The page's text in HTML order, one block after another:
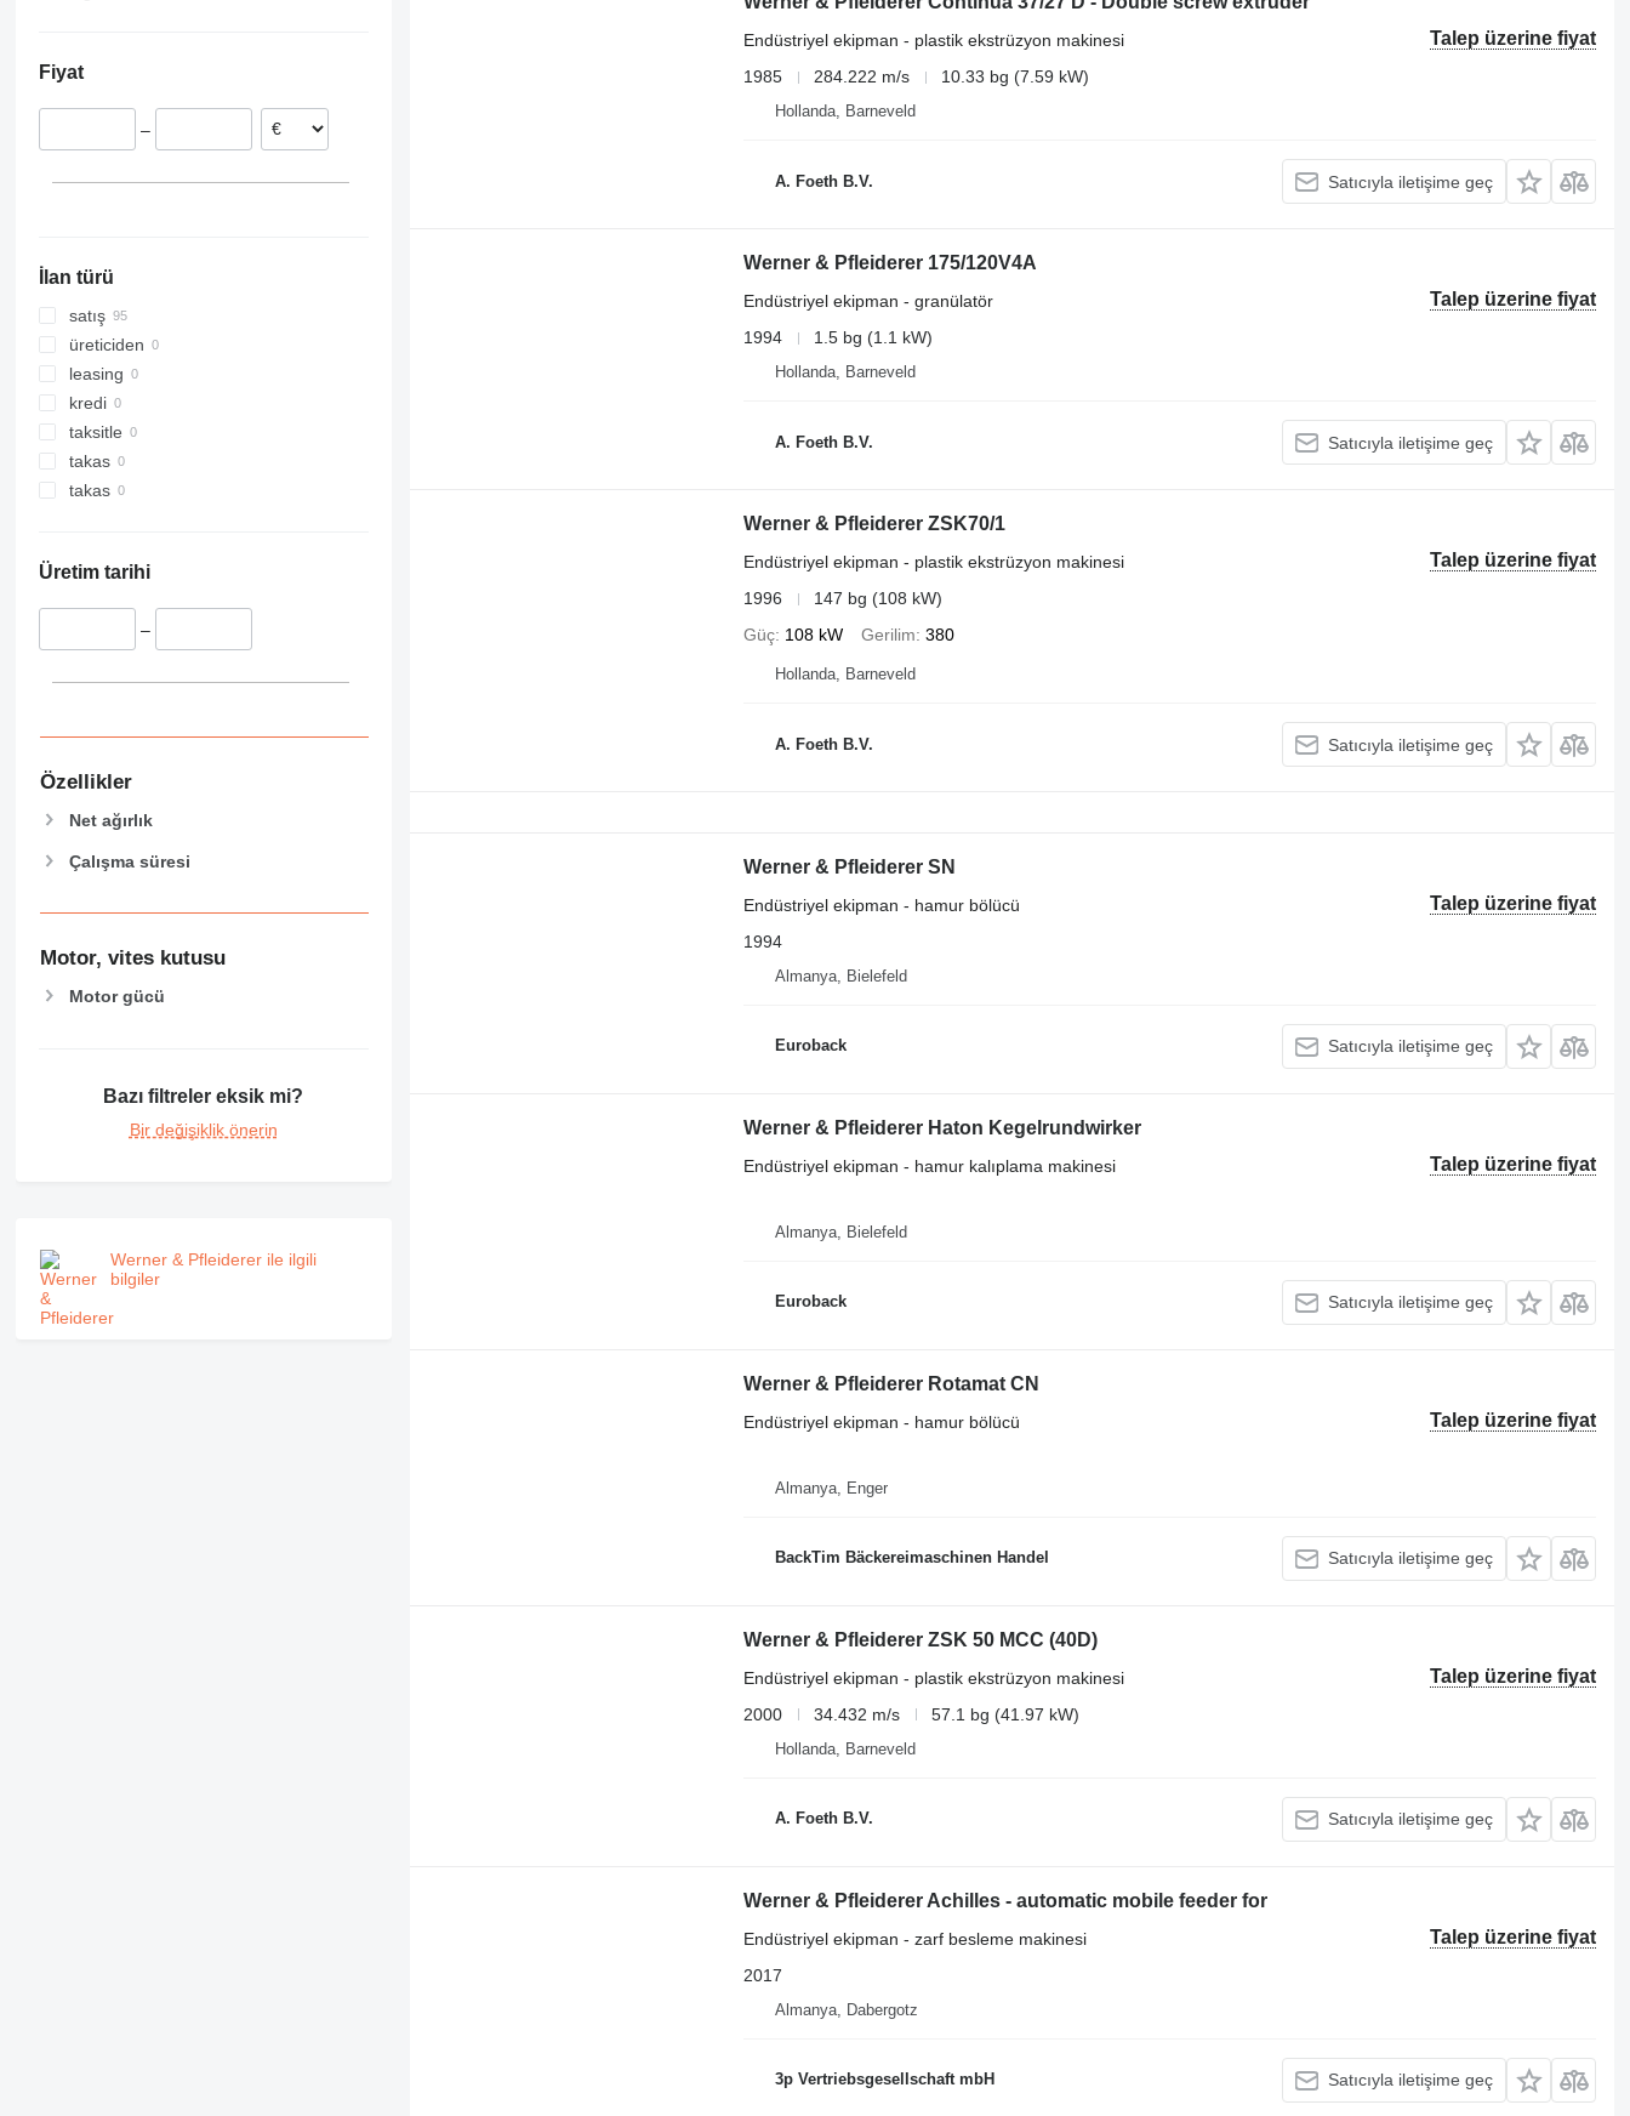
Fiyat
–
İlan türü
satış
üreticiden
leasing
kredi
taksitle
takas
takas
Üretim tarihi
–
Özellikler
Net ağırlık
Çalışma süresi
Motor, vites kutusu
Motor gücü
Bazı filtreler eksik mi?
Bir değişiklik önerin
Werner & Pfleiderer ile ilgili
bilgiler
Talep üzerine fiyat
Endüstriyel ekipman - plastik ekstrüzyon makinesi
1985
284.222 m/s 10.33 bg (7.59 kW)
Hollanda, Barneveld
A. Foeth B.V. Satıcıyla iletişime geç
Werner & Pfleiderer 175/120V4A
Talep üzerine fiyat
Endüstriyel ekipman - granülatör
1994
1.5 bg (1.1 kW)
Hollanda, Barneveld
A. Foeth B.V. Satıcıyla iletişime geç
Werner & Pfleiderer ZSK70/1
Talep üzerine fiyat
Endüstriyel ekipman - plastik ekstrüzyon makinesi
1996
147 bg (108 kW)
Güç 108 kW Gerilim 380
Hollanda, Barneveld
A. Foeth B.V. Satıcıyla iletişime geç
Werner & Pfleiderer SN
Talep üzerine fiyat
Endüstriyel ekipman - hamur bölücü
1994
Almanya, Bielefeld
Euroback Satıcıyla iletişime geç
Werner & Pfleiderer Haton Kegelrundwirker
Talep üzerine fiyat
Endüstriyel ekipman - hamur kalıplama makinesi
Almanya, Bielefeld
Euroback Satıcıyla iletişime geç
Werner & Pfleiderer Rotamat CN
Talep üzerine fiyat
Endüstriyel ekipman - hamur bölücü
Almanya, Enger
BackTim Bäckereimaschinen Handel Satıcıyla iletişime geç
Werner & Pfleiderer ZSK 50 MCC (40D)
Talep üzerine fiyat
Endüstriyel ekipman - plastik ekstrüzyon makinesi
2000
34.432 m/s 57.1 bg (41.97 kW)
Hollanda, Barneveld
A. Foeth B.V. Satıcıyla iletişime geç
Werner & Pfleiderer Achilles - automatic mobile feeder for
Talep üzerine fiyat
Endüstriyel ekipman - zarf besleme makinesi
2017
Almanya, Dabergotz
3p Vertriebsgesellschaft mbH Satıcıyla iletişime geç